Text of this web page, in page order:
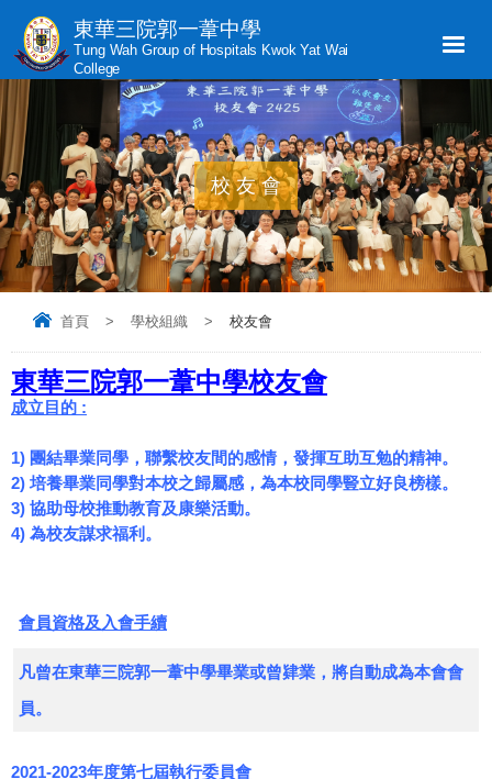
東華三院郭一葦中學
Tung Wah Group of Hospitals Kwok Yat Wai
College
校友會
首頁 > 學校組織 > 校友會
東華三院郭一葦中學校友會
成立目的 :
1) 團結畢業同學，聯繫校友間的感情，發揮互助互勉的精神。
2) 培養畢業同學對本校之歸屬感，為本校同學豎立好良榜樣。
3) 協助母校推動教育及康樂活動。
4) 為校友謀求福利。
會員資格及入會手續
凡曾在東華三院郭一葦中學畢業或曾肄業，將自動成為本會會
員。
2021-2023年度第七屆執行委員會